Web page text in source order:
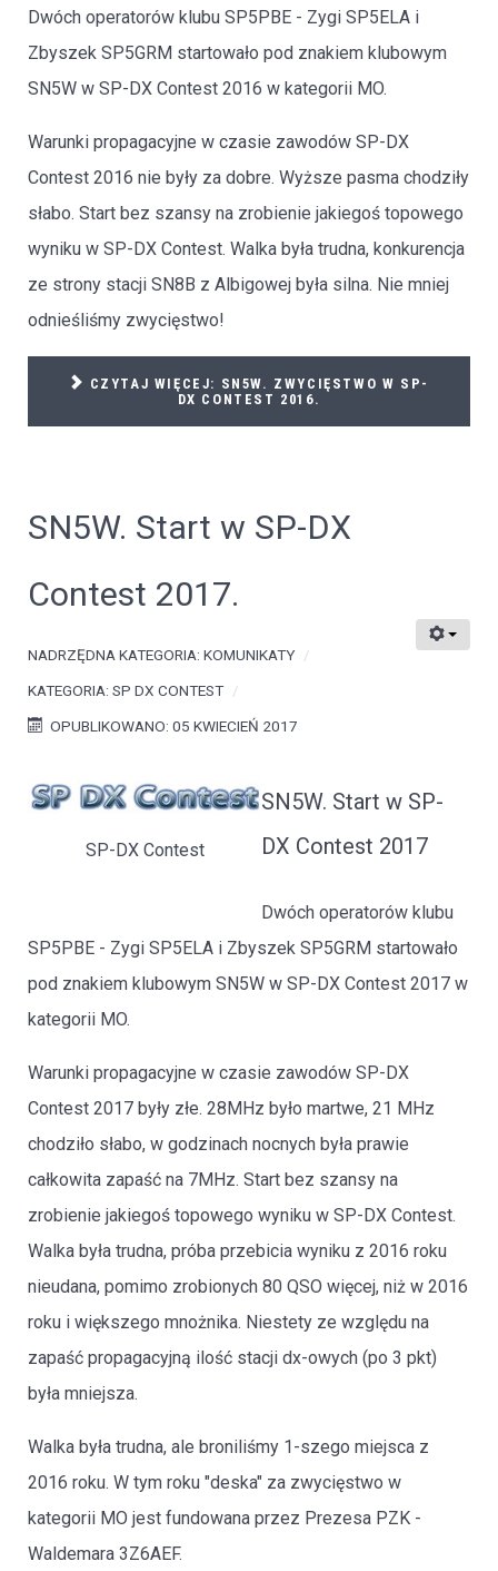
Dwóch operatorów klubu SP5PBE - Zygi SP5ELA i
Zbyszek SP5GRM startowało pod znakiem klubowym
SN5W w SP-DX Contest 2016 w kategorii MO.
Warunki propagacyjne w czasie zawodów SP-DX
Contest 2016 nie były za dobre. Wyższe pasma chodziły
słabo. Start bez szansy na zrobienie jakiegoś topowego
wyniku w SP-DX Contest. Walka była trudna, konkurencja
ze strony stacji SN8B z Albigowej była silna. Nie mniej
odnieśliśmy zwycięstwo!
CZYTAJ WIĘCEJ: SN5W. ZWYCIĘSTWO W SP-
DX CONTEST 2016.
SN5W. Start w SP-DX
Contest 2017.
NADRZĘDNA KATEGORIA: KOMUNIKATY
KATEGORIA: SP DX CONTEST
OPUBLIKOWANO: 05 KWIECIEŃ 2017
SP-DX Contest
SN5W. Start w SP-
DX Contest 2017
Dwóch operatorów klubu
SP5PBE - Zygi SP5ELA i Zbyszek SP5GRM startowało
pod znakiem klubowym SN5W w SP-DX Contest 2017 w
kategorii MO.
Warunki propagacyjne w czasie zawodów SP-DX
Contest 2017 były złe. 28MHz było martwe, 21 MHz
chodziło słabo, w godzinach nocnych była prawie
całkowita zapaść na 7MHz. Start bez szansy na
zrobienie jakiegoś topowego wyniku w SP-DX Contest.
Walka była trudna, próba przebicia wyniku z 2016 roku
nieudana, pomimo zrobionych 80 QSO więcej, niż w 2016
roku i większego mnożnika. Niestety ze względu na
zapaść propagacyjną ilość stacji dx-owych (po 3 pkt)
była mniejsza.
Walka była trudna, ale broniliśmy 1-szego miejsca z
2016 roku. W tym roku "deska" za zwycięstwo w
kategorii MO jest fundowana przez Prezesa PZK -
Waldemara 3Z6AEF.